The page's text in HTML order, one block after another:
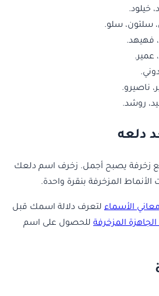
خيلود.
سلتون، سلو.
فهيهد.
عمير.
ناصيرو.
روشد.
دلعه
زخرفة يصبح أجمل. زخرف اسم دلعك
المزخرفة بنقرة واحدة.
الأسماء لتعرف دلالة اسمك قبل
المزخرفة للحصول على اسم